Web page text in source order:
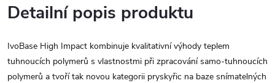
Detailní popis produktu
IvoBase High Impact kombinuje kvalitativní výhody teplem
tuhnoucích polymerů s vlastnostmi při zpracování samo-tuhnoucích
polymerů a tvoří tak novou kategorii pryskyřic na baze snímatelných